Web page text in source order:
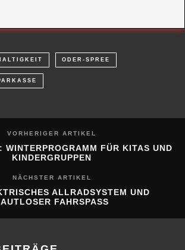
ODER-SPREE
VORHERIGER ARTIKEL
WINTERPROGRAMM FÜR KITAS UND
KINDERGRUPPEN
NÄCHSTER ARTIKEL
ALLRADSYSTEM UND
FAHRSPASS